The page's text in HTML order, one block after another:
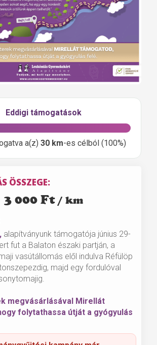
Eddigi támogatások
a(z) 30 km-es célból (100%)
ÖSSZEGE:
3 000 Ft
alapítványunk támogatója június 29-
fut a Balaton északi partján, a
vasútállomás elől indulva Réfülöp
majd egy fordulóval
megvásárlásával Mirellát
folytathassa útját a gyógyulás